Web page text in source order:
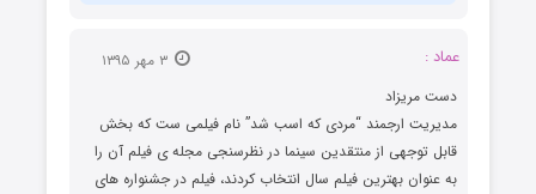
عماد :
۳ مهر ۱۳۹۵
دست مریزاد
مدیریت ارجمند “مردی که اسب شد” نام فیلمی ست که بخش
قابل توجهی از منتقدین سینما در نظرسنجی مجله ی فیلم آن را
به عنوان بهترین فیلم سال انتخاب کردند، فیلم در جشنواره های